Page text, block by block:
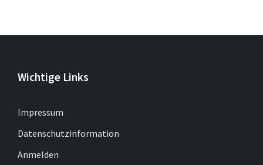
Wichtige Links
Impressum
Datenschutzinformation
Anmelden